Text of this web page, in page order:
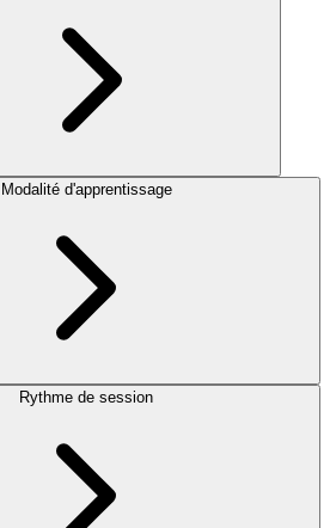
Modalité d'apprentissage
Rythme de session